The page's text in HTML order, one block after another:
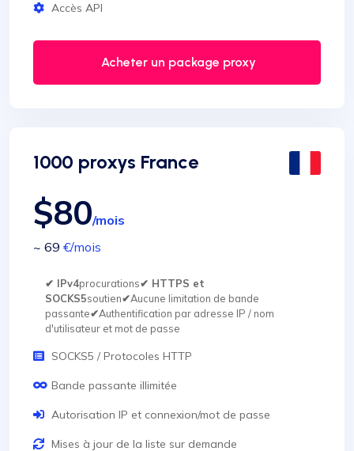
Accès API
Acheter un package proxy
1000 proxys France
$80/mois
~ 69 €/mois
✔ IPv4procurations✔ HTTPS et
SOCKS5soutien✔Aucune limitation de bande
passante✔Authentification par adresse IP / nom
d'utilisateur et mot de passe
SOCKS5 / Protocoles HTTP
Bande passante illimitée
Autorisation IP et connexion/mot de passe
Mises à jour de la liste sur demande